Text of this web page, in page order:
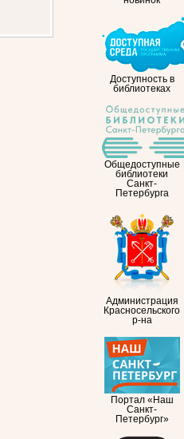
Доступность в
библиотеках
Общедоступные
библиотеки
Санкт-
Петербурга
Администрация
Красносельского
р-на
Портал «Наш
Санкт-
Петербург»